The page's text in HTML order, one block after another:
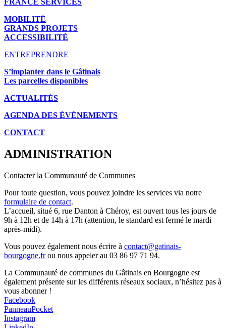
FRANCE SERVICES
MOBILITÉ
GRANDS PROJETS
ACCESSIBILITÉ
ENTREPRENDRE
S’implanter dans le Gâtinais
Les parcelles disponibles
ACTUALITÉS
AGENDA DES ÉVÉNEMENTS
CONTACT
ADMINISTRATION
Contacter la Communauté de Communes
Pour toute question, vous pouvez joindre les services via notre
formulaire de contact.
L’accueil, situé 6, rue Danton à Chéroy, est ouvert tous les jours de
9h à 12h et de 14h à 17h (attention, le standard est fermé le mardi
après-midi).
Vous pouvez également nous écrire à contact@gatinais-
bourgogne.frou nous appeler au 03 86 97 71 94.
La Communauté de communes du Gâtinais en Bourgogne est
également présente sur les différents réseaux sociaux, n’hésitez pas à
vous abonner !
Facebook
PanneauPocket
Instagram